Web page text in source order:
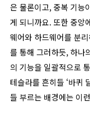
은 물론이고, 중복 기능
게 되니까요. 또한 중앙
웨어와 하드웨어를 분
를 통해 그러하듯, 하나
의 기능을 일괄적으로
테슬라를 흔히들 ‘바퀴
들 부르는 배경에는 이